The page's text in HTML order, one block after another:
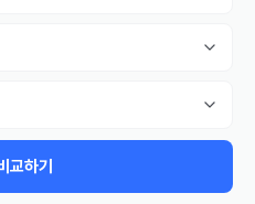
교하기